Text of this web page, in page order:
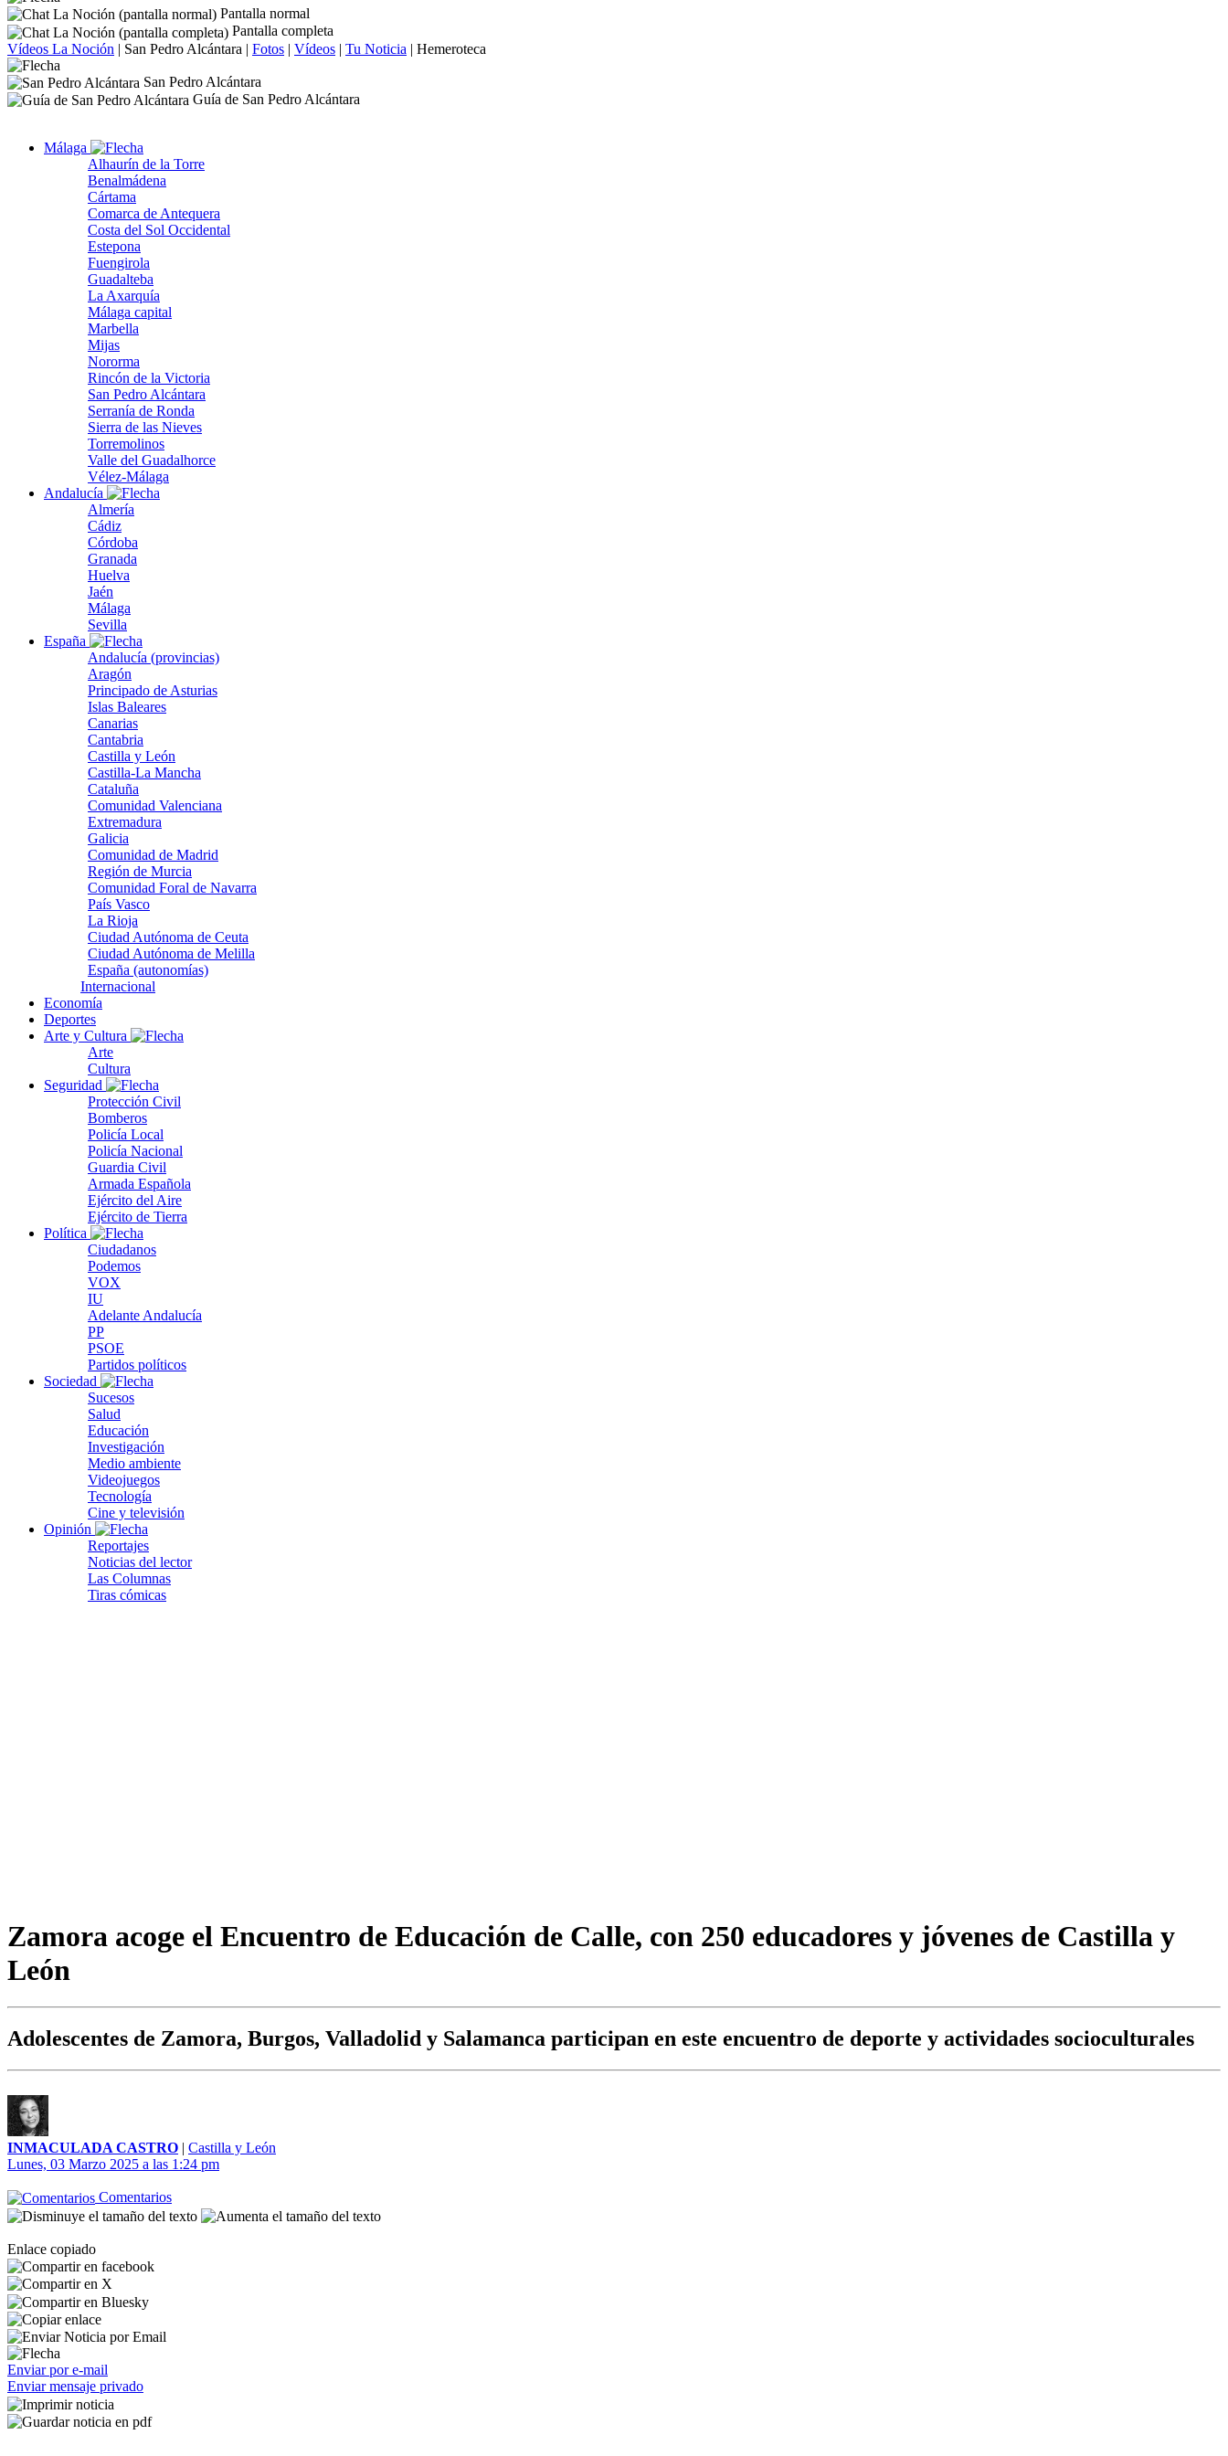
Pantalla normal
Pantalla completa
Vídeos La Noción | San Pedro Alcántara | Fotos | Vídeos | Tu Noticia | Hemeroteca
San Pedro Alcántara
Guía de San Pedro Alcántara
Málaga
Alhaurín de la Torre
Benalmádena
Cártama
Comarca de Antequera
Costa del Sol Occidental
Estepona
Fuengirola
Guadalteba
La Axarquía
Málaga capital
Marbella
Mijas
Nororma
Rincón de la Victoria
San Pedro Alcántara
Serranía de Ronda
Sierra de las Nieves
Torremolinos
Valle del Guadalhorce
Vélez-Málaga
Andalucía
Almería
Cádiz
Córdoba
Granada
Huelva
Jaén
Málaga
Sevilla
España
Andalucía (provincias)
Aragón
Principado de Asturias
Islas Baleares
Canarias
Cantabria
Castilla y León
Castilla-La Mancha
Cataluña
Comunidad Valenciana
Extremadura
Galicia
Comunidad de Madrid
Región de Murcia
Comunidad Foral de Navarra
País Vasco
La Rioja
Ciudad Autónoma de Ceuta
Ciudad Autónoma de Melilla
España (autonomías)
Internacional
Economía
Deportes
Arte y Cultura
Arte
Cultura
Seguridad
Protección Civil
Bomberos
Policía Local
Policía Nacional
Guardia Civil
Armada Española
Ejército del Aire
Ejército de Tierra
Política
Ciudadanos
Podemos
VOX
IU
Adelante Andalucía
PP
PSOE
Partidos políticos
Sociedad
Sucesos
Salud
Educación
Investigación
Medio ambiente
Videojuegos
Tecnología
Cine y televisión
Opinión
Reportajes
Noticias del lector
Las Columnas
Tiras cómicas
Zamora acoge el Encuentro de Educación de Calle, con 250 educadores y jóvenes de Castilla y
León
Adolescentes de Zamora, Burgos, Valladolid y Salamanca participan en este encuentro de deporte y actividades socioculturales
INMACULADA CASTRO | Castilla y León
Lunes, 03 Marzo 2025 a las 1:24 pm
Comentarios
Enlace copiado
Enviar por e-mail
Enviar mensaje privado